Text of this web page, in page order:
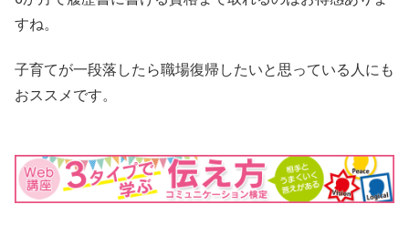
すね。
子育てが一段落したら職場復帰したいと思っている人にも
おススメです。